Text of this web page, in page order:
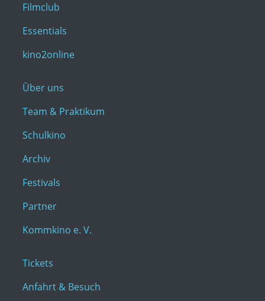
Filmclub
Essentials
kino2online
Über uns
Team & Praktikum
Schulkino
Archiv
Festivals
Partner
Kommkino e. V.
Tickets
Anfahrt & Besuch